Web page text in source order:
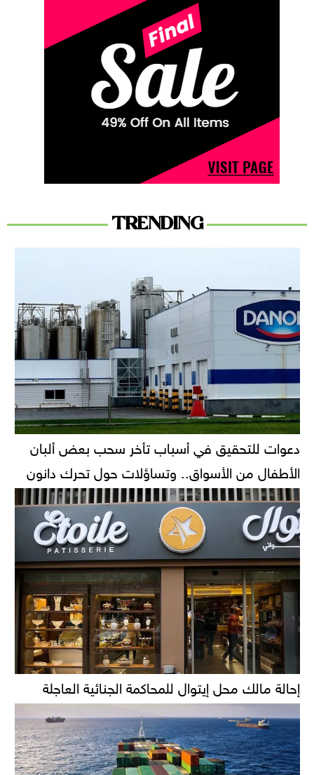
TRENDING
دعوات للتحقيق في أسباب تأخر سحب بعض ألبان
الأطفال من الأسواق.. وتساؤلات حول تحرك دانون
إحالة مالك محل إيتوال للمحاكمة الجنائية العاجلة